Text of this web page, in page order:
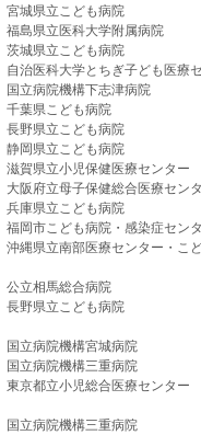
宮城県立こども病院
福島県立医科大学附属病院
茨城県立こども病院
自治医科大学とちぎ子ども医療
国立病院機構下志津病院
千葉県こども病院
長野県立こども病院
静岡県立こども病院
滋賀県立小児保健医療センター
大阪府立母子保健総合医療セン
兵庫県立こども病院
福岡市こども病院・感染症セン
沖縄県立南部医療センター・こ
公立相馬総合病院
長野県立こども病院
国立病院機構宮城病院
​国立病院機構三重病院
東京都立小児総合医療センター
国立病院機構三重病院